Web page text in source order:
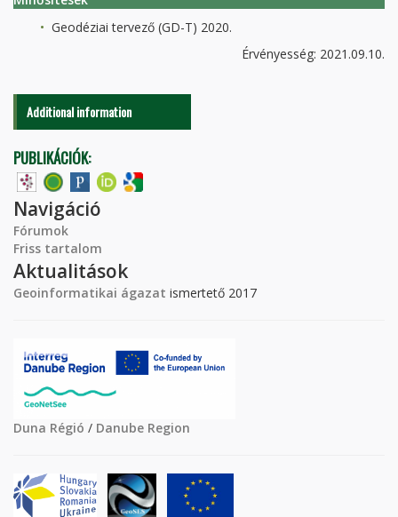
Geodéziai tervező (GD-T) 2020.
Érvényesség: 2021.09.10.
Additional information
PUBLIKÁCIÓK:
Navigáció
Fórumok
Friss tartalom
Aktualitások
Geoinformatikai ágazat ismertető 2017
Duna Régió / Danube Region